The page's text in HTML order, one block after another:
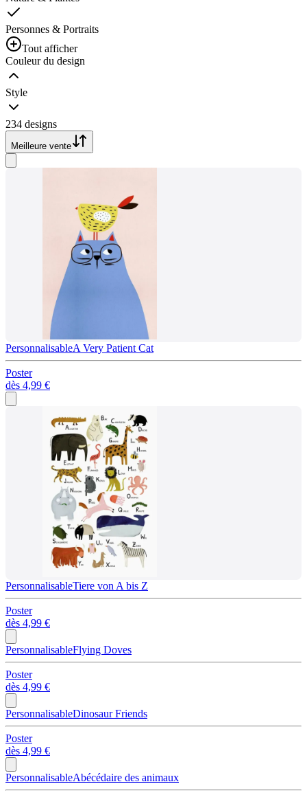
Personnes & Portraits
Tout afficher
Couleur du design
Style
234 designs
Meilleure vente
PersonnalisableA Very Patient Cat
Poster
dès 4,99 €
PersonnalisableTiere von A bis Z
Poster
dès 4,99 €
PersonnalisableFlying Doves
Poster
dès 4,99 €
PersonnalisableDinosaur Friends
Poster
dès 4,99 €
PersonnalisableAbécédaire des animaux